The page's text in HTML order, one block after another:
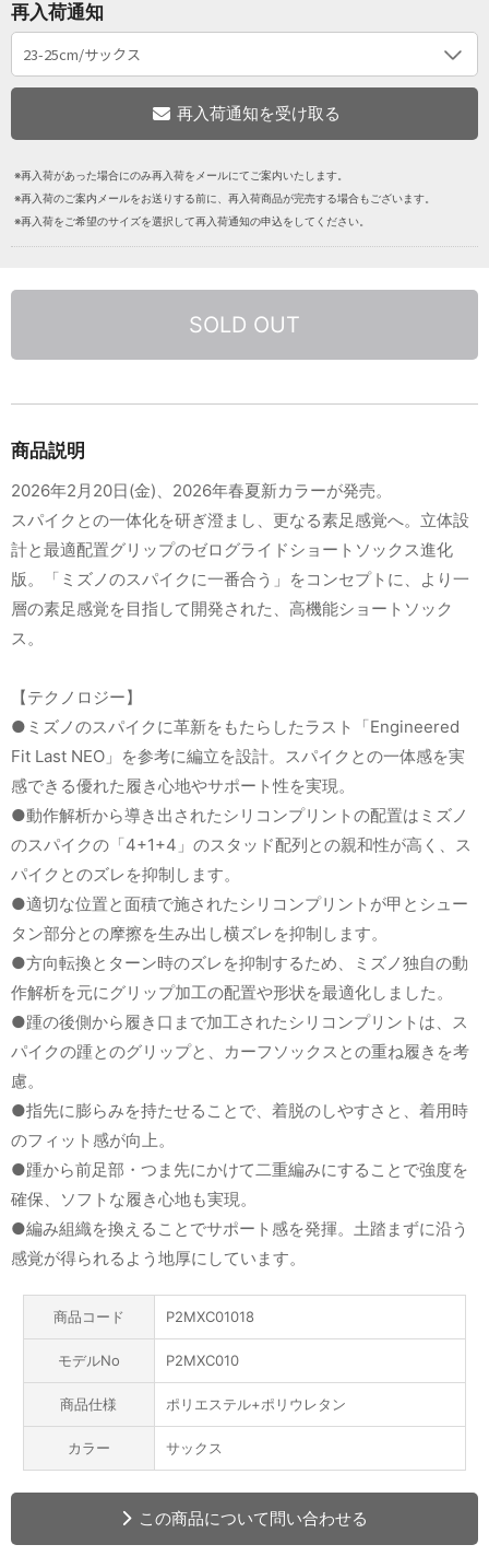
再入荷通知
※再入荷があった場合にのみ再入荷をメールにてご案内いたします。
※再入荷のご案内メールをお送りする前に、再入荷商品が完売する場合もございます。
※再入荷をご希望のサイズを選択して再入荷通知の申込をしてください。
SOLD OUT
商品説明
2026年2月20日(金)、2026年春夏新カラーが発売。
スパイクとの一体化を研ぎ澄まし、更なる素足感覚へ。立体設
計と最適配置グリップのゼログライドショートソックス進化
版。「ミズノのスパイクに一番合う」をコンセプトに、より一
層の素足感覚を目指して開発された、高機能ショートソック
ス。
【テクノロジー】
●ミズノのスパイクに革新をもたらしたラスト「Engineered
Fit Last NEO」を参考に編立を設計。スパイクとの一体感を実
感できる優れた履き心地やサポート性を実現。
●動作解析から導き出されたシリコンプリントの配置はミズノ
のスパイクの「4+1+4」のスタッド配列との親和性が高く、ス
パイクとのズレを抑制します。
●適切な位置と面積で施されたシリコンプリントが甲とシュー
タン部分との摩擦を生み出し横ズレを抑制します。
●方向転換とターン時のズレを抑制するため、ミズノ独自の動
作解析を元にグリップ加工の配置や形状を最適化しました。
●踵の後側から履き口まで加工されたシリコンプリントは、ス
パイクの踵とのグリップと、カーフソックスとの重ね履きを考
慮。
●指先に膨らみを持たせることで、着脱のしやすさと、着用時
のフィット感が向上。
●踵から前足部・つま先にかけて二重編みにすることで強度を
確保、ソフトな履き心地も実現。
●編み組織を換えることでサポート感を発揮。土踏まずに沿う
感覚が得られるよう地厚にしています。
商品コード P2MXC01018
モデルNo P2MXC010
商品仕様 ポリエステル+ポリウレタン
カラー サックス
この商品について問い合わせる